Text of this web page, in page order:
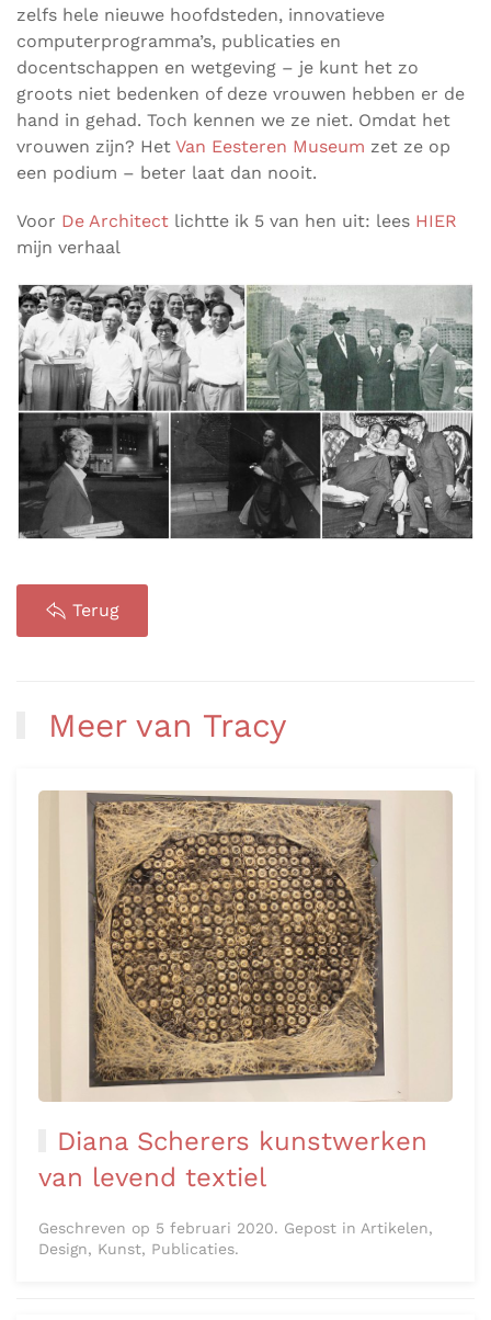
zelfs hele nieuwe hoofdsteden, innovatieve
computerprogramma’s, publicaties en
docentschappen en wetgeving – je kunt het zo
groots niet bedenken of deze vrouwen hebben er de
hand in gehad. Toch kennen we ze niet. Omdat het
vrouwen zijn? Het Van Eesteren Museum zet ze op
een podium – beter laat dan nooit.
Voor De Architect lichtte ik 5 van hen uit: lees HIER
mijn verhaal
Terug
Meer van Tracy
Diana Scherers kunstwerken
van levend textiel
Geschreven op 5 februari 2020. Gepost in Artikelen,
Design, Kunst, Publicaties.